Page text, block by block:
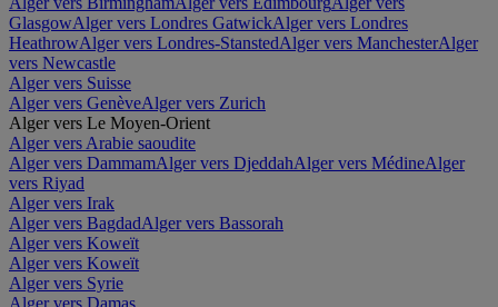
GlasgowAlger vers Londres GatwickAlger vers Londres
HeathrowAlger vers Londres-StanstedAlger vers ManchesterAlger
vers Newcastle
Alger vers Suisse
Alger vers GenèveAlger vers Zurich
Alger vers Le Moyen-Orient
Alger vers Arabie saoudite
Alger vers DammamAlger vers DjeddahAlger vers MédineAlger
vers Riyad
Alger vers Irak
Alger vers BagdadAlger vers Bassorah
Alger vers Koweït
Alger vers Koweït
Alger vers Syrie
Alger vers Damas